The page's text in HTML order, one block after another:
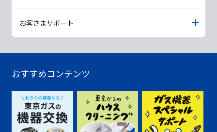
お客さまサポート
おすすめコンテンツ